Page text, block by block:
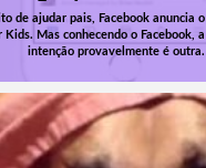
de ajudar pais, Facebook anuncia o
Kids. Mas conhecendo o Facebook, a
intenção provavelmente é outra.